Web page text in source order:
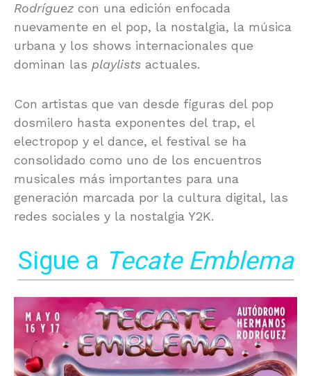
Rodríguez con una edición enfocada
nuevamente en el pop, la nostalgia, la música
urbana y los shows internacionales que
dominan las playlists actuales.
Con artistas que van desde figuras del pop
dosmilero hasta exponentes del trap, el
electropop y el dance, el festival se ha
consolidado como uno de los encuentros
musicales más importantes para una
generación marcada por la cultura digital, las
redes sociales y la nostalgia Y2K.
Sigue a Tecate Emblema